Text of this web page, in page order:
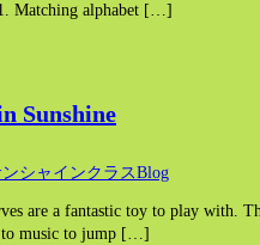
Matching alphabet […]
Sunshine
シャインクラスBlog
are a fantastic toy to play with.
to music to jump […]